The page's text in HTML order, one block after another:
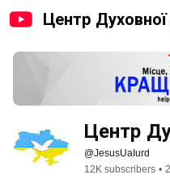
Центр
Центр
@JesusUaIurd
12K subscribers •